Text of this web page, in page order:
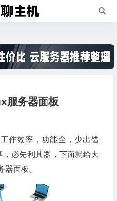
服务器面板
作效率，功能全，少出错
，必先利其器，下面就给大
器面板。